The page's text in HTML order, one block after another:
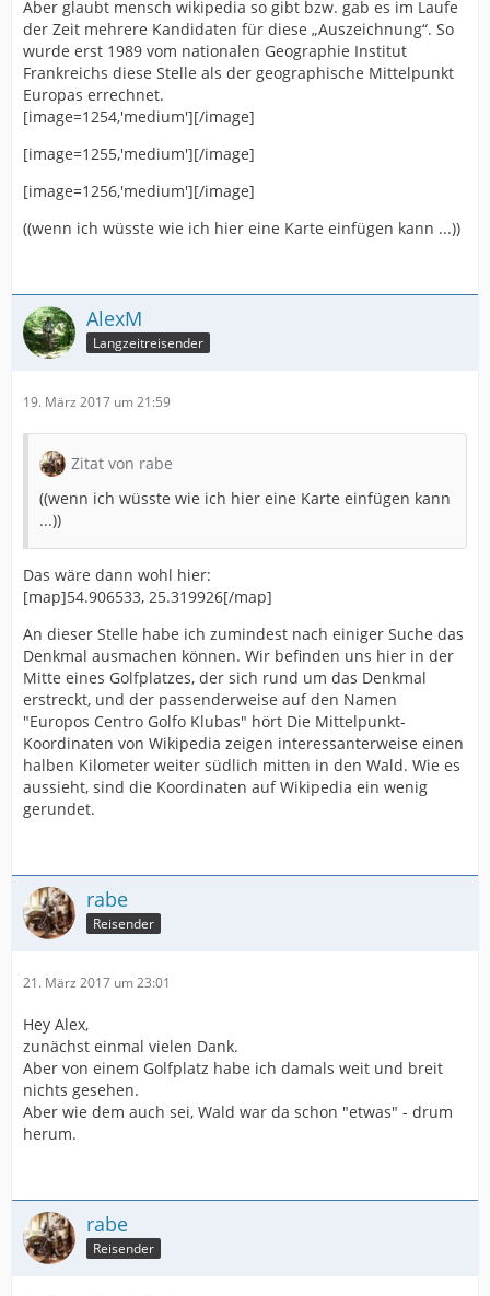
Aber glaubt mensch wikipedia so gibt bzw. gab es im Laufe
der Zeit mehrere Kandidaten für diese „Auszeichnung“. So
wurde erst 1989 vom nationalen Geographie Institut
Frankreichs diese Stelle als der geographische Mittelpunkt
Europas errechnet.
[image=1254,'medium'][/image]
[image=1255,'medium'][/image]
[image=1256,'medium'][/image]
((wenn ich wüsste wie ich hier eine Karte einfügen kann ...))
AlexM
Langzeitreisender
19. März 2017 um 21:59
Zitat von rabe
((wenn ich wüsste wie ich hier eine Karte einfügen kann
...))
Das wäre dann wohl hier:
[map]54.906533, 25.319926[/map]
An dieser Stelle habe ich zumindest nach einiger Suche das
Denkmal ausmachen können. Wir befinden uns hier in der
Mitte eines Golfplatzes, der sich rund um das Denkmal
erstreckt, und der passenderweise auf den Namen
"Europos Centro Golfo Klubas" hört Die Mittelpunkt-
Koordinaten von Wikipedia zeigen interessanterweise einen
halben Kilometer weiter südlich mitten in den Wald. Wie es
aussieht, sind die Koordinaten auf Wikipedia ein wenig
gerundet.
rabe
Reisender
21. März 2017 um 23:01
Hey Alex,
zunächst einmal vielen Dank.
Aber von einem Golfplatz habe ich damals weit und breit
nichts gesehen.
Aber wie dem auch sei, Wald war da schon "etwas" - drum
herum.
rabe
Reisender